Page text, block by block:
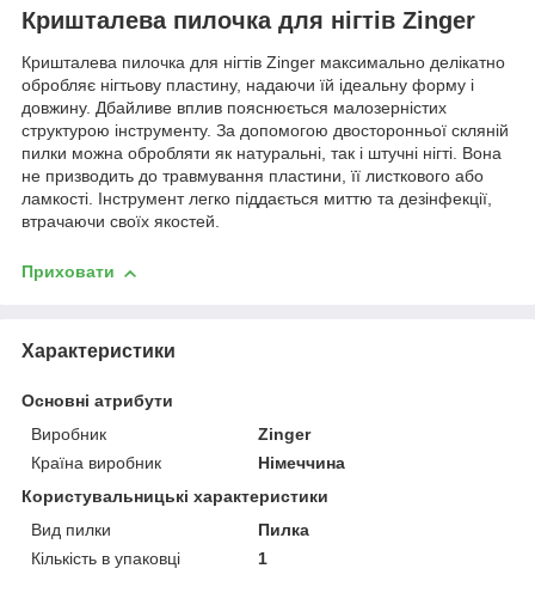
Кришталева пилочка для нігтів Zinger
Кришталева пилочка для нігтів Zinger максимально делікатно
обробляє нігтьову пластину, надаючи їй ідеальну форму і
довжину. Дбайливе вплив пояснюється малозерністих
структурою інструменту. За допомогою двосторонньої скляній
пилки можна обробляти як натуральні, так і штучні нігті. Вона
не призводить до травмування пластини, її листкового або
ламкості. Інструмент легко піддається миттю та дезінфекції,
втрачаючи своїх якостей.
Приховати
Характеристики
Основні атрибути
Виробник
Zinger
Країна виробник
Німеччина
Користувальницькі характеристики
Вид пилки
Пилка
Кількість в упаковці
1